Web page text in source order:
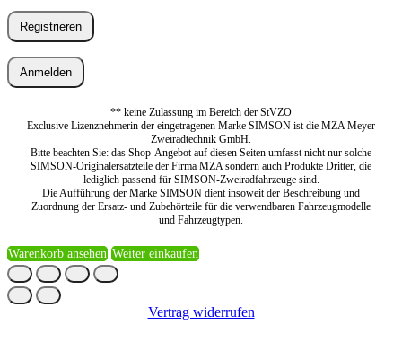
Registrieren
Anmelden
** keine Zulassung im Bereich der StVZO
Exclusive Lizenznehmerin der eingetragenen Marke SIMSON ist die MZA Meyer
Zweiradtechnik GmbH.
Bitte beachten Sie: das Shop-Angebot auf diesen Seiten umfasst nicht nur solche
SIMSON-Originalersatzteile der Firma MZA sondern auch Produkte Dritter, die
lediglich passend für SIMSON-Zweiradfahrzeuge sind.
Die Aufführung der Marke SIMSON dient insoweit der Beschreibung und
Zuordnung der Ersatz- und Zubehörteile für die verwendbaren Fahrzeugmodelle
und Fahrzeugtypen.
Warenkorb ansehen Weiter einkaufen
Vertrag widerrufen